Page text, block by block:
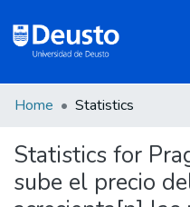
All of DSpace
Home Statistics
Statistics for
sube el precio